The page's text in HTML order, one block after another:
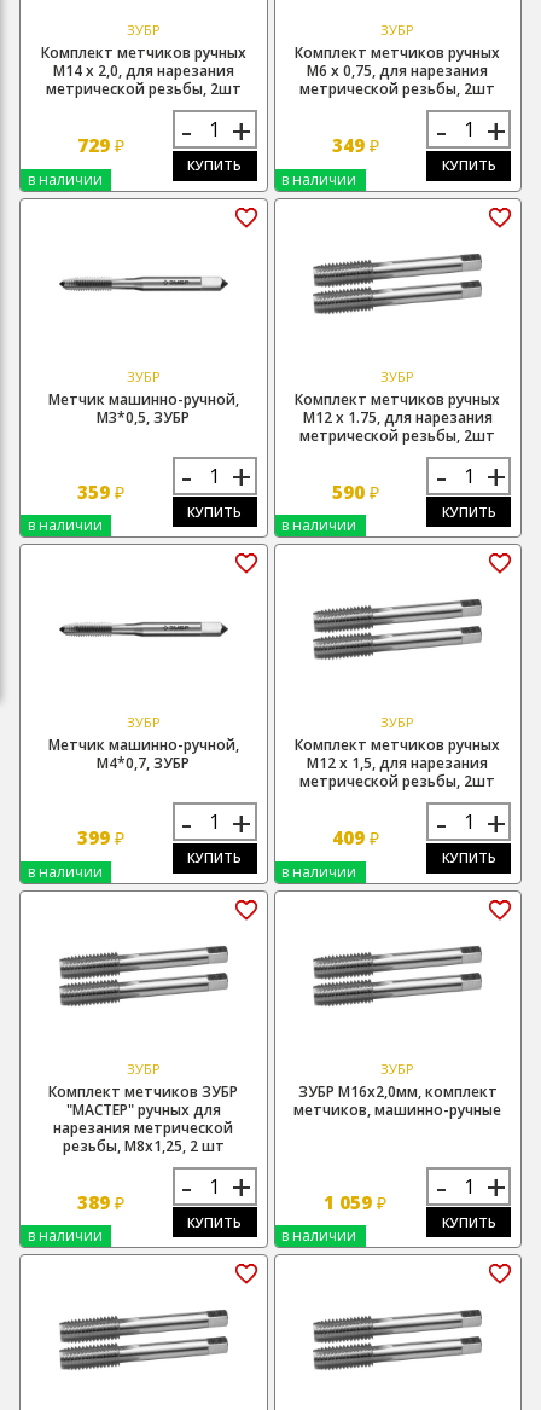
ЗУБР
Комплект метчиков ручных
М14 х 2,0, для нарезания
метрической резьбы, 2шт
729₽ - +
КУПИТЬ
в наличии
ЗУБР
Комплект метчиков ручных
М6 х 0,75, для нарезания
метрической резьбы, 2шт
349 ₽ - +
КУПИТЬ
в наличии
ЗУБР
Метчик машинно-ручной,
М3*0,5, ЗУБР
359₽ - +
КУПИТЬ
в наличии
ЗУБР
Комплект метчиков ручных
М12 х 1.75, для нарезания
метрической резьбы, 2шт
590 ₽ - +
КУПИТЬ
в наличии
ЗУБР
Метчик машинно-ручной,
М4*0,7, ЗУБР
399₽ - +
КУПИТЬ
в наличии
ЗУБР
Комплект метчиков ручных
М12 х 1,5, для нарезания
метрической резьбы, 2шт
409 ₽ - +
КУПИТЬ
в наличии
ЗУБР
Комплект метчиков ЗУБР
"МАСТЕР" ручных для
нарезания метрической
резьбы, М8х1,25, 2 шт
389₽ - +
КУПИТЬ
в наличии
ЗУБР
ЗУБР М16х2,0мм, комплект
метчиков, машинно-ручные
1 059₽ - +
КУПИТЬ
в наличии